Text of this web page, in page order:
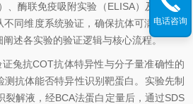
、酶联免疫吸附实验（ELISA）及免疫荧
同维度系统验证，确保抗体可满足后续
述各实验的验证逻辑与核心流程。
抗COT抗体特异性与分子量准确性的
抗体能否特异性识别靶蛋白。实验先制
裂解液，经BCA法蛋白定量后，通过SDS
电话咨询